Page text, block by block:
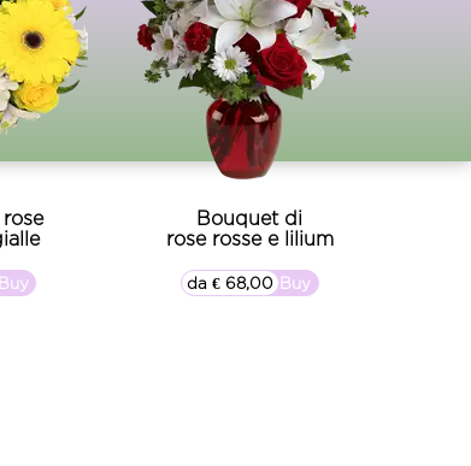
Bouquet di
rose rosse e lilium
▷▷ Buy
da € 68,00